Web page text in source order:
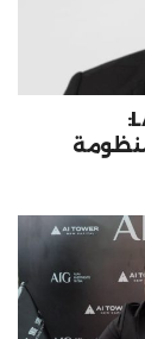
الرئيس التنفيذي ل LARZ Developments:
منظومة